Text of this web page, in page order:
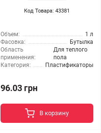
Код Товара: 43381
Объем:
1 л
Фасовка:
Бутылка
Область
применения:
Для теплого
пола
Категория:
Пластификаторы
96.03 грн
В корзину